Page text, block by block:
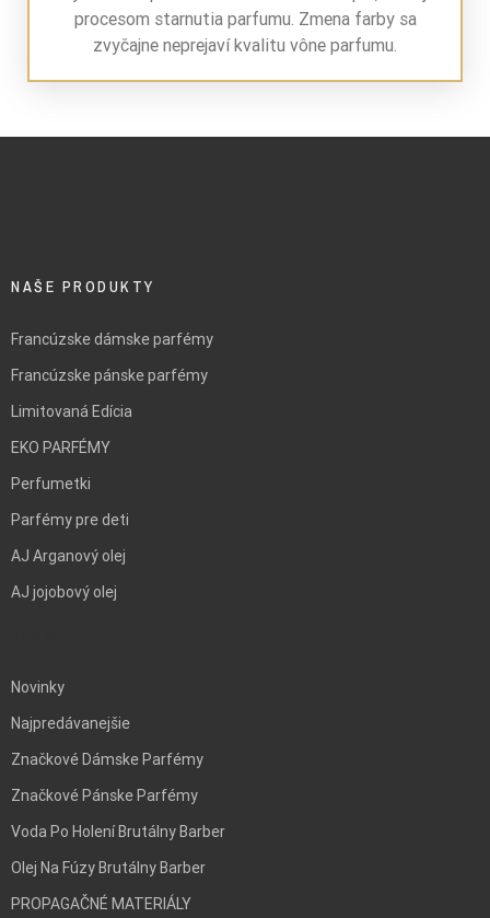
procesom starnutia parfumu. Zmena farby sa
zvyčajne neprejaví kvalitu vône parfumu.
NAŠE PRODUKTY
Francúzske dámske parfémy
Francúzske pánske parfémy
Limitovaná Edícia
EKO PARFÉMY
Perfumetki
Parfémy pre deti
AJ Arganový olej
AJ jojobový olej
Novinky
Najpredávanejšie
Značkové Dámske Parfémy
Značkové Pánske Parfémy
Voda Po Holení Brutálny Barber
Olej Na Fúzy Brutálny Barber
PROPAGAČNÉ MATERIÁLY